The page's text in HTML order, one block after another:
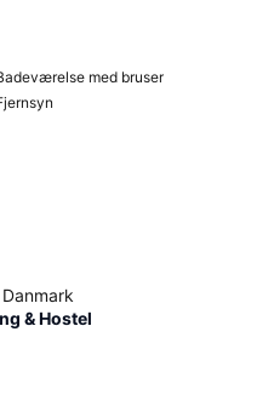
med bruser
& Hostel